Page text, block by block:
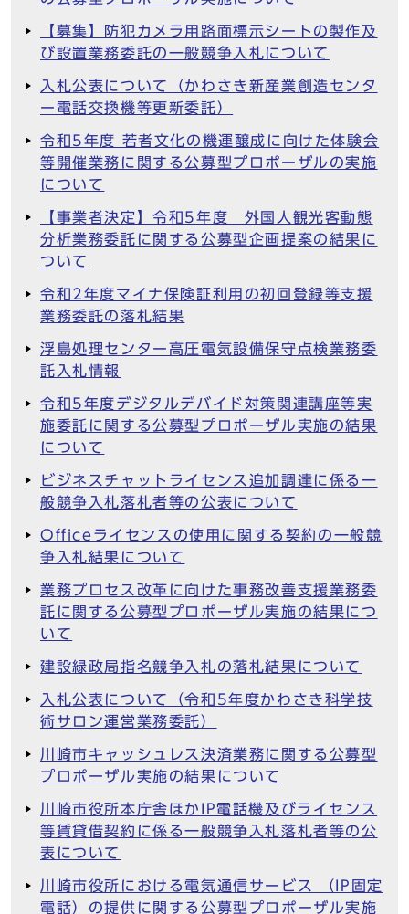
【募集】防犯カメラ用路面標示シートの製作及
び設置業務委託の一般競争入札について
入札公表について（かわさき新産業創造センタ
ー電話交換機等更新委託）
令和5年度 若者文化の機運醸成に向けた体験会
等開催業務に関する公募型プロポーザルの実施
について
【事業者決定】令和5年度 外国人観光客動態
分析業務委託に関する公募型企画提案の結果に
ついて
令和2年度マイナ保険証利用の初回登録等支援
業務委託の落札結果
浮島処理センター高圧電気設備保守点検業務委
託入札情報
令和5年度デジタルデバイド対策関連講座等実
施委託に関する公募型プロポーザル実施の結果
について
ビジネスチャットライセンス追加調達に係る一
般競争入札落札者等の公表について
Officeライセンスの使用に関する契約の一般競
争入札結果について
業務プロセス改革に向けた事務改善支援業務委
託に関する公募型プロポーザル実施の結果につ
いて
建設緑政局指名競争入札の落札結果について
入札公表について（令和5年度かわさき科学技
術サロン運営業務委託）
川崎市キャッシュレス決済業務に関する公募型
プロポーザル実施の結果について
川崎市役所本庁舎ほかIP電話機及びライセンス
等賃貸借契約に係る一般競争入札落札者等の公
表について
川崎市役所における電気通信サービス （IP固定
電話）の提供に関する公募型プロポーザル実施